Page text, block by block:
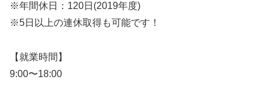
※年間休日：120日(2019年度)
※5日以上の連休取得も可能です！
【就業時間】
9:00〜18:00